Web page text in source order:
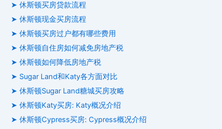
➤ 休斯顿买房贷款流程
➤ 休斯顿现金买房流程
➤ 休斯顿买房过户都有哪些费用
➤ 休斯顿自住房如何减免房地产税
➤ 休斯顿如何降低房地产税
➤ Sugar Land和Katy各方面对比
➤ 休斯顿Sugar Land糖城买房攻略
➤ 休斯顿Katy买房: Katy概况介绍
➤ 休斯顿Cypress买房: Cypress概况介绍